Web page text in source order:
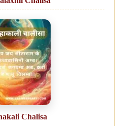
Chalisa